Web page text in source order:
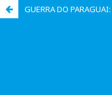
GUERRA DO